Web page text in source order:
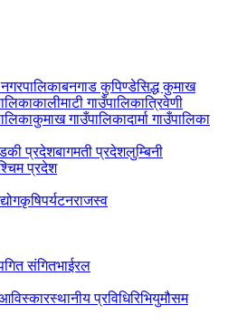
बनगाड कुपिण्डेसिद्ध कुमाख
कालीमाटी गाउँपालिकात्रिवेणी
कुमाख गाउँपालिकादार्मा गाउँपालिका
प्रदेशबागमती प्रदेशलुम्बिनी
प्रदेश
कृषिपर्यटनराजस्व
गित संगितभाईरल
स्थानीय प्रविधिरिभियुमौसम